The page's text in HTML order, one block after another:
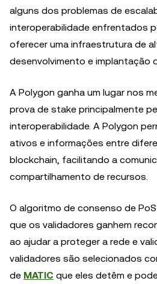
alguns dos problemas de
interoperabilidade enfrentados
oferecer uma infraestrutura de
desenvolvimento e implantação
A Polygon ganha um lugar nos
prova de stake principalmente
interoperabilidade. A Polygon
ativos e informações entre
blockchain, facilitando a
compartilhamento de recursos.
O algoritmo de consenso de
que os validadores ganhem
ao ajudar a proteger a rede e
validadores são selecionados
de MATIC que eles detêm e